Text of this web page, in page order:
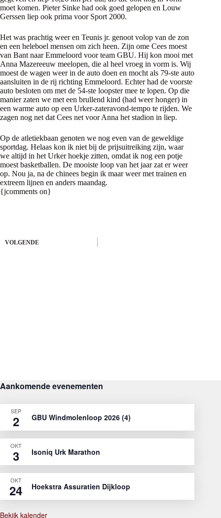
moet komen. Pieter Sinke had ook goed gelopen en Louw
Gerssen liep ook prima voor Sport 2000.
Het was prachtig weer en Teunis jr. genoot volop van de zon
en een heleboel mensen om zich heen. Zijn ome Cees moest
van Bant naar Emmeloord voor team GBU. Hij kon mooi met
Anna Mazereeuw meelopen, die al heel vroeg in vorm is. Wij
moest de wagen weer in de auto doen en mocht als 79-ste auto
aansluiten in de rij richting Emmeloord. Echter had de voorste
auto besloten om met de 54-ste loopster mee te lopen. Op die
manier zaten we met een brullend kind (had weer honger) in
een warme auto op een Urker-zateravond-tempo te rijden. We
zagen nog net dat Cees net voor Anna het stadion in liep.
Op de atletiekbaan genoten we nog even van de geweldige
sportdag. Helaas kon ik niet bij de prijsuitreiking zijn, waar
we altijd in het Urker hoekje zitten, omdat ik nog een potje
moest basketballen. De mooiste loop van het jaar zat er weer
op. Nou ja, na de chinees begin ik maar weer met trainen en
extreem lijnen en anders maandag.
{jcomments on}
VOLGENDE
Aankomende evenementen
SEP
2 GBU Windmolenloop 2026 (4)
OKT
3 Isoniq Urk Marathon
OKT
24 Hoekstra Assuratien Dijkloop
Bekijk kalender